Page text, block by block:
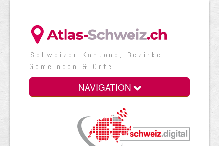
Schweizer Kantone, Bezirke,
Gemeinden & Orte
NAVIGATION